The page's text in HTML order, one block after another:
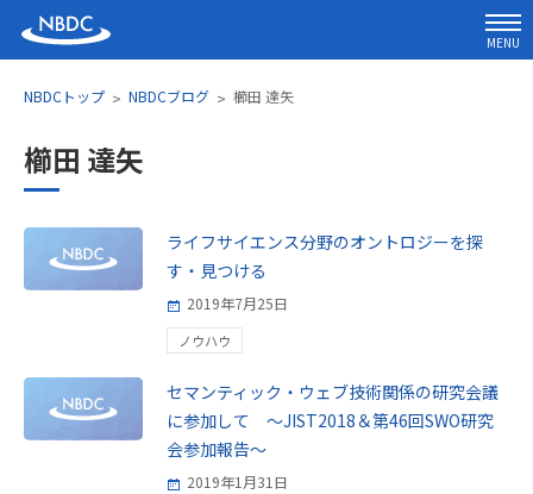
MENU
NBDCトップ NBDCブログ 櫛田 達矢
櫛田 達矢
ライフサイエンス分野のオントロジーを探
す・見つける
2019年7月25日
ノウハウ
セマンティック・ウェブ技術関係の研究会議
に参加して ～JIST2018＆第46回SWO研究
会参加報告～
2019年1月31日